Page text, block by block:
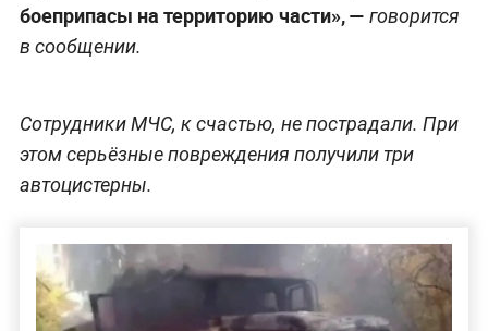
боеприпасы на территорию части», — говорится
в сообщении.
Сотрудники МЧС, к счастью, не пострадали. При
этом серьёзные повреждения получили три
автоцистерны.